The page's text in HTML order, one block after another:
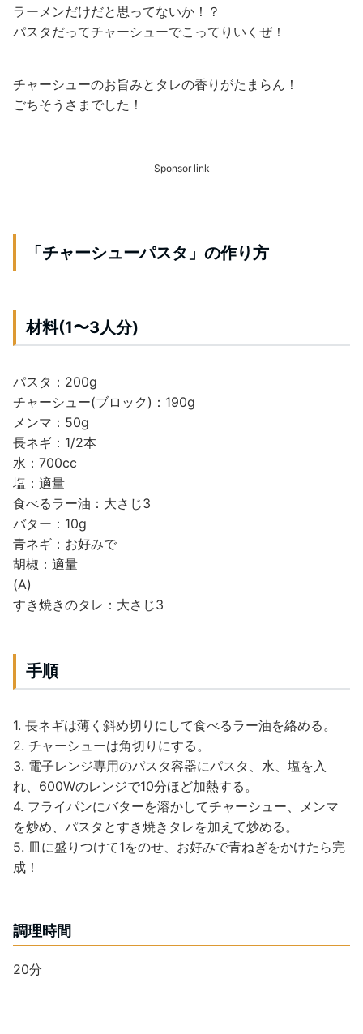
ラーメンだけだと思ってないか！？
パスタだってチャーシューでこってりいくぜ！
チャーシューのお旨みとタレの香りがたまらん！
ごちそうさまでした！
Sponsor link
「チャーシューパスタ」の作り方
材料(1〜3人分)
パスタ：200g
チャーシュー(ブロック)：190g
メンマ：50g
長ネギ：1/2本
水：700cc
塩：適量
食べるラー油：大さじ3
バター：10g
青ネギ：お好みで
胡椒：適量
(A)
すき焼きのタレ：大さじ3
手順
1. 長ネギは薄く斜め切りにして食べるラー油を絡める。
2. チャーシューは角切りにする。
3. 電子レンジ専用のパスタ容器にパスタ、水、塩を入
れ、600Wのレンジで10分ほど加熱する。
4. フライパンにバターを溶かしてチャーシュー、メンマ
を炒め、パスタとすき焼きタレを加えて炒める。
5. 皿に盛りつけて1をのせ、お好みで青ねぎをかけたら完
成！
調理時間
20分